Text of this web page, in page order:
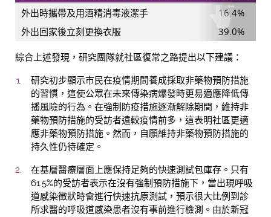
外出時攜帶及用酒精消毒液潔手
16.4%
外出回家後立刻更換衣服
39.0%
綜合上述發現，研究團隊就社區復常之路提出以下建議：
研究初步顯示市民在疫情期間養成採取非藥物預防措施
的習慣，這使公眾在未來傳染病爆發時更易適應降低傳
播風險的行為。在強制防疫措施逐漸解除期間，維持非
藥物預防措施的受訪者遠較疫情前多，這表明社區更適
應非藥物預防措施。然而，自願維持非藥物預防措施的
持久性仍待確定。
在基層醫療層面上應保持足夠的快速測試包庫存。只有
61.5%的受訪者表示在沒有強制預防措施下，當出現呼吸
道感染徵狀時會進行快速抗原測試，預示很大比例到診
所求醫的呼吸道感染患者沒有事前進行檢測。由於新冠